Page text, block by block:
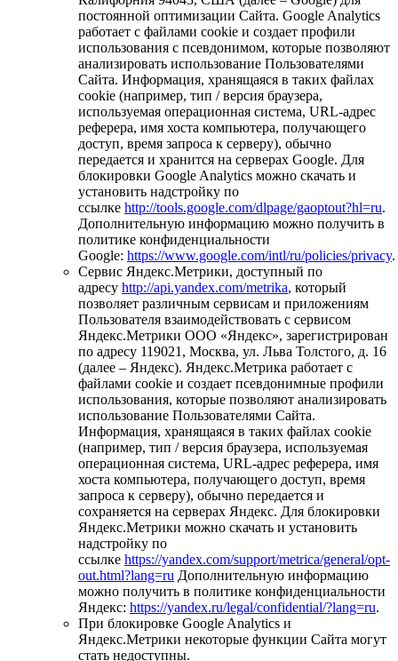
постоянной оптимизации Сайта. Google Analytics
работает с файлами cookie и создает профили
использования с псевдонимом, которые позволяют
анализировать использование Пользователями
Сайта. Информация, хранящаяся в таких файлах
cookie (например, тип / версия браузера,
используемая операционная система, URL-адрес
реферера, имя хоста компьютера, получающего
доступ, время запроса к серверу), обычно
передается и хранится на серверах Google. Для
блокировки Google Analytics можно скачать и
установить надстройку по
ссылке http://tools.google.com/dlpage/gaoptout?hl=ru.
Дополнительную информацию можно получить в
политике конфиденциальности
Google: https://www.google.com/intl/ru/policies/privacy.
Сервис Яндекс.Метрики, доступный по
адресу http://api.yandex.com/metrika, который
позволяет различным сервисам и приложениям
Пользователя взаимодействовать с сервисом
Яндекс.Метрики ООО «Яндекс», зарегистрирован
по адресу 119021, Москва, ул. Льва Толстого, д. 16
(далее – Яндекс). Яндекс.Метрика работает с
файлами cookie и создает псевдонимные профили
использования, которые позволяют анализировать
использование Пользователями Сайта.
Информация, хранящаяся в таких файлах cookie
(например, тип / версия браузера, используемая
операционная система, URL-адрес реферера, имя
хоста компьютера, получающего доступ, время
запроса к серверу), обычно передается и
сохраняется на серверах Яндекс. Для блокировки
Яндекс.Метрики можно скачать и установить
надстройку по
ссылке https://yandex.com/support/metrica/general/opt-
out.html?lang=ru Дополнительную информацию
можно получить в политике конфиденциальности
Яндекс: https://yandex.ru/legal/confidential/?lang=ru.
При блокировке Google Analytics и
Яндекс.Метрики некоторые функции Сайта могут
стать недоступны.